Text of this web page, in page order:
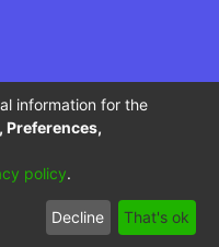
de Educación
a inspección y vigilancia
Nacional.
End User
Send
Feedback
information for the
policy.
Decline That's ok